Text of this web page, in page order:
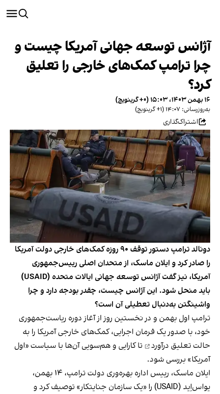
آژانس توسعه جهانی آمریکا چیست و
چرا ترامپ کمک‌های خارجی را تعلیق
کرد؟
۱۶ بهمن ۱۴۰۳، ۱۵:۰۳ (‎+۰ گرینویچ)
به‌روزرسانی: ۱۴:۰۷ (‎+۱ گرینویچ)
اشتراک‌گذاری
دونالد ترامپ دستور توقف ۹۰ روزه کمک‌های خارجی دولت آمریکا
را صادر کرد و ایلان ماسک، از متحدان اصلی رییس‌جمهوری
آمریکا، نیز گفت آژانس توسعه جهانی ایالات متحده (USAID)
باید منحل شود. این آژانس چیست، چقدر بودجه دارد و چرا
واشینگتن به‌دنبال تعطیلی آن است؟
ترامپ اول بهمن و در نخستین روز از آغاز دوره ریاست‌جمهوری
خود، با صدور یک فرمان اجرایی،کمک‌‌های خارجی آمریکا را به
حالت تعلیق درآورد
تا کارایی و هم‌سویی آن‌ها با سیاست «اول
آمریکا» بررسی شود.
ایلان ماسک، رییس اداره بهره‌وری دولت ترامپ، ۱۴ بهمن،
یواس‌اِید (USAID) را «یک سازمان جنایتکار» توصیف کرد و